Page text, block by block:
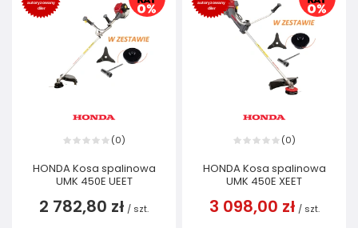
(0)
HONDA Kosa spalinowa
UMK 450E UEET
2 782,80 zł / szt.
(0)
HONDA Kosa spalinowa
UMK 450E XEET
3 098,00 zł / szt.